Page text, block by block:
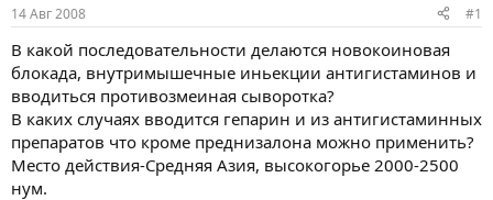
е
м
ы
а
л
14 Авг 2008 #1
В какой последовательности делаются новокоиновая
блокада, внутримышечные иньекции антигистаминов и
вводиться противозмеиная сыворотка?
В каких случаях вводится гепарин и из антигистаминных
препаратов что кроме преднизалона можно применить?
Место действия-Средняя Азия, высокогорье 2000-2500
нум.